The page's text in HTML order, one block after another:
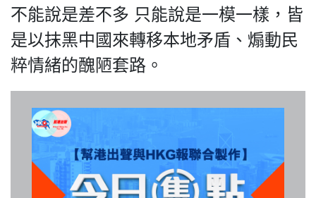
For
HK.
All
rights
reserved.
不能說是差不多 只能說是一模一樣，皆
是以抹黑中國來轉移本地矛盾、煽動民
粹情緒的醜陋套路。